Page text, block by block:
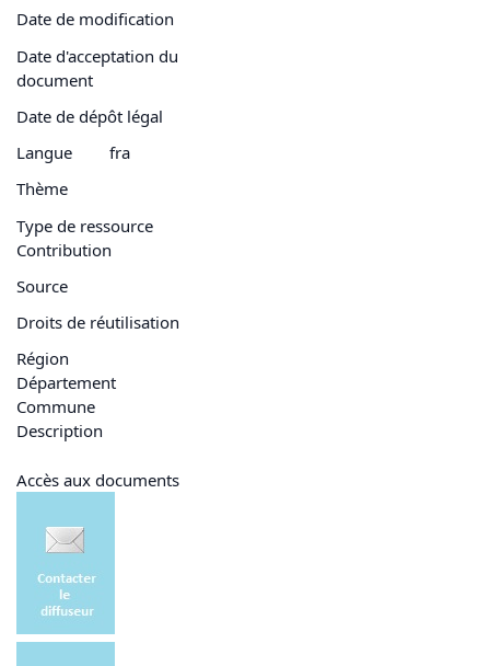
Date de modification
Date d'acceptation du
document
Date de dépôt légal
Langue
fra
Thème
Type de ressource
Contribution
Source
Droits de réutilisation
Région
Département
Commune
Description
Accès aux documents